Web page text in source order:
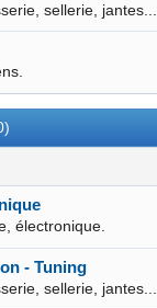
sellerie, jantes...
électronique.
- Tuning
sellerie, jantes...